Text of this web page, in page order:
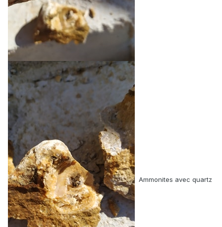
Ammonites avec quartz